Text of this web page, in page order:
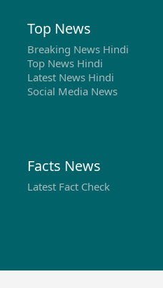
Top News
Breaking News Hindi
Top News Hindi
Latest News Hindi
Social Media News
Facts News
Latest Fact Check